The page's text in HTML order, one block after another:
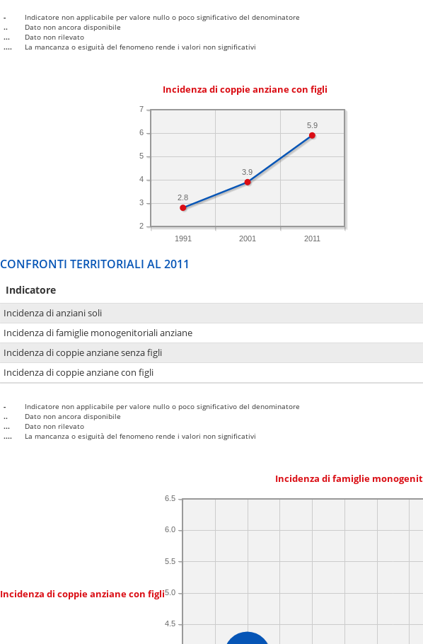
-
Indicatore non applicabile per valore nullo o poco significativo del denominatore
..
Dato non ancora disponibile
...
Dato non rilevato
....
La mancanza o esiguità del fenomeno rende i valori non significativi
Incidenza di coppie anziane con figli
1991 2001 2011
2
3
4
5
6
7
5.9
3.9
2.8
CONFRONTI TERRITORIALI AL 2011
Indicatore
Incidenza di anziani soli
Incidenza di famiglie monogenitoriali anziane
Incidenza di coppie anziane senza figli
Incidenza di coppie anziane con figli
-
Indicatore non applicabile per valore nullo o poco significativo del denominatore
..
Dato non ancora disponibile
...
Dato non rilevato
....
La mancanza o esiguità del fenomeno rende i valori non significativi
Incidenza di famiglie
Incidenza di coppie anziane con figli
4.5
5.0
5.5
6.0
6.5